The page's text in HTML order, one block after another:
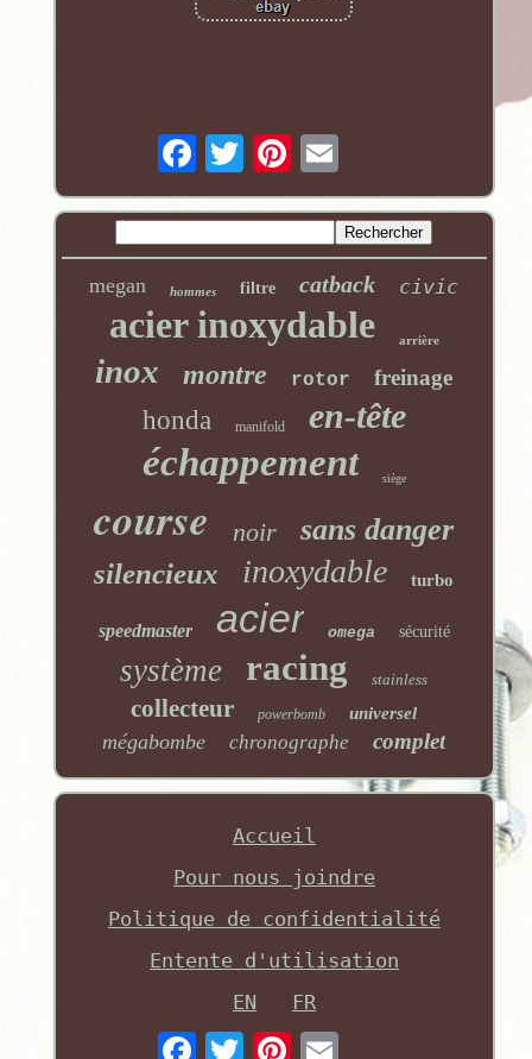
megan hommes filtre catback civic
acier inoxydable arrière
inox montre rotor freinage
honda manifold en-tête
échappement siège
course noir sans danger
silencieux inoxydable turbo
speedmaster acier omega sécurité
système racing stainless
collecteur powerbomb universel
mégabombe chronographe complet
Accueil
Pour nous joindre
Politique de confidentialité
Entente d'utilisation
EN
FR